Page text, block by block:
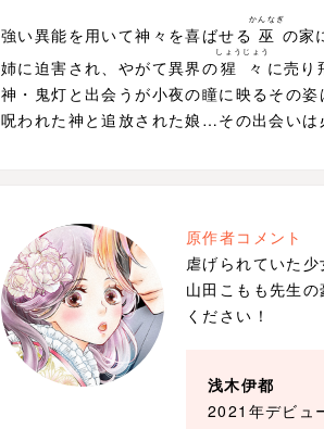
強い異能を用いて神々を喜ばせる 巫
かんなぎ
の家
姉に迫害され、やがて異界の猩々
しょうじょう
に売り
神・鬼灯と出会うが小夜の瞳に映るその
呪われた神と追放された娘…その出会い
原作者コメント
虐げられていた
山田こもも先生
ください！
浅木伊都
2021年デビュ